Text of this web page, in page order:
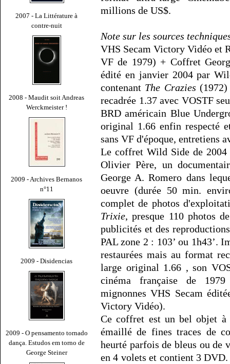
2007 - La Littérature à
contre-nuit
2008 - Maudit soit Andreas
Werckmeister !
2009 - Archives Bernanos
n°11
2009 - Disidencias
2009 - O pensamento tornado
dança. Estudos em torno de
George Steiner
millions de US$.
Note sur les sources
VHS Secam Victory Vidéo et
VF de 1979) + Coffret
édité en janvier 2004 par
contenant The Crazies
recadrée 1.37 avec VOSTF
BRD américain Blue
original 1.66 enfin respecté
sans VF d'époque, entretiens
Le coffret Wild Side de
Olivier Père, un
George A. Romero dans
oeuvre (durée 50 min.
complet de photos
Trixie, presque 110 photos
publicités et des
PAL zone 2 : 103’ ou 1h43’.
restaurées mais au format
large original 1.66 , son
cinéma française de
mignonnes VHS Secam
Victory Vidéo).
Ce coffret est un bel objet à
émaillé de fines traces de
heurté parfois de bleus ou de
en 4 volets et contient 3